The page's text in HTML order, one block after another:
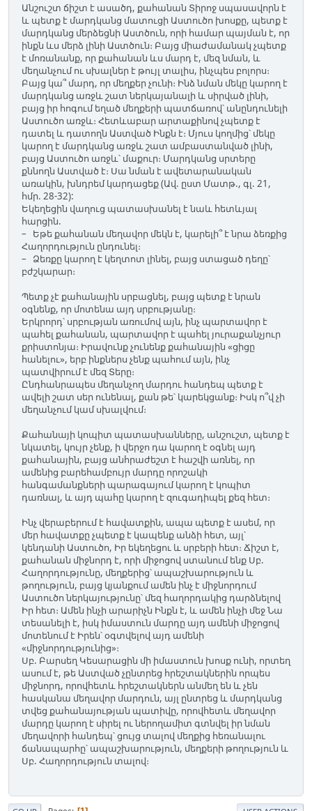
Անշուշտ ճիշտ է ասածդ, քահանան Տիրոջ սպասավորն է
և պետք է մարդկանց մատուցի Աստուծո խոսքը, պետք է
մարդկանց մերձեցնի Աստծուն, որի համար պայման է, որ
ինքն ևս մերձ լինի Աստծուն։ Բայց միաժամանակ չպետք
է մոռանանք, որ քահանան ևս մարդ է, մեզ նման, և
մեղանչում ու սխալներ է թույլ տալիս, ինչպես բոլորս։
Բայց կա՞ մարդ, որ մեղքեր չունի։ Ինձ նման մեկը կարող է
մարդկանց առջև շատ ներկայանալի և սիրված լինի,
բայց իր հոգում եղած մեղքերի պատճառով՝ անընդունելի
Աստուծո առջև։ Հետևաբար արտաքինով չպետք է
դատել և դատողն Աստված Ինքն է։ Մյուս կողմից՝ մեկը
կարող է մարդկանց առջև շատ ամբաստանված լինի,
բայց Աստուծո առջև՝ մաքուր։ Մարդկանց սրտերը
քննողն Աստված է։ Սա նման է ավետարանական
առակին, խնդրեմ կարդացեք (Ավ. ըստ Մատթ., գլ. 21,
հմր. 28-32):
Եկեղեցին վաղուց պատասխանել է նաև հետևյալ
հարցին.
– Եթե քահանան մեղավոր մեկն է, կարելի՞ է նրա ձեռքից
Հաղորդություն ընդունել։
– Ձեռքը կարող է կեղտոտ լինել, բայց ստացած դեղը՝
բժշկարար։
Պետք չէ քահանային սրբացնել, բայց պետք է նրան
օգնենք, որ մոտենա այդ սրբությանը։
Երկրորդ՝ սրբության առումով այն, ինչ պարտավոր է
պահել քահանան, պարտավոր է պահել յուրաքանչյուր
քրիստոնյա։ Իրավունք չունենք քահանային «ցիցը
հանելու», երբ ինքներս չենք պահում այն, ինչ
պատվիրում է մեզ Տերը։
Ընդհանրապես մեղանչող մարդու հանդեպ պետք է
ավելի շատ սեր ունենալ, քան թե՝ կարեկցանք։ Իսկ ո՞վ չի
մեղանչում կամ սխալվում։
Քահանայի կոպիտ պատասխանները, անշուշտ, պետք է
նկատել, կույր չենք, ի վերջո դա կարող է օգնել այդ
քահանային, բայց անհրաժեշտ է հաշվի առնել, որ
ամենից բարեհամբույր մարդը որոշակի
հանգամանքների պարագայում կարող է կոպիտ
դառնալ, և այդ պահը կարող է զուգադիպել քեզ հետ։
Ինչ վերաբերում է հավատքին, ապա պետք է ասեմ, որ
մեր հավատքը չպետք է կապենք անձի հետ, այլ՝
կենդանի Աստուծո, Իր եկեղեցու և սրբերի հետ։ Ճիշտ է,
քահանան միջնորդ է, որի միջոցով ստանում ենք Սբ.
Հաղորդությունը, մեղքերից՝ ապաշխարություն և
թողություն, բայց կյանքում ամեն ինչ է միջնորդում
Աստուծո ներկայությունը՝ մեզ հաղորդակից դարձնելով
Իր հետ։ Ամեն ինչի արարիչն Ինքն է, և ամեն ինչի մեջ Նա
տեսանելի է, իսկ իմաստուն մարդը այդ ամենի միջոցով
մոտենում է Իրեն՝ օգտվելով այդ ամենի
«միջնորդությունից»։
Սբ. Բարսեղ Կեսարացին մի իմաստուն խոսք ունի, որտեղ
ասում է, թե Աստված չընտրեց հրեշտակներին որպես
միջնորդ, որովհետև հրեշտակներն անմեղ են և չեն
հասկանա մեղավոր մարդուն, այլ ընտրեց և մարդկանց
տվեց քահանայության պատիվը, որովհետև մեղավոր
մարդը կարող է սիրել ու ներողամիտ գտնվել իր նման
մեղավորի հանդեպ՝ ցույց տալով մեղքից հեռանալու
ճանապարհը՝ ապաշխարություն, մեղքերի թողություն և
Սբ. Հաղորդություն տալով։